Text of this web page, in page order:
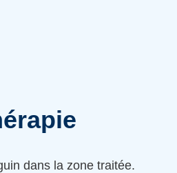
dans la zone traitée.